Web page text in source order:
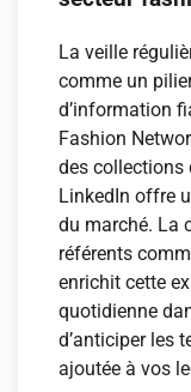
La veille
comme un
d’information
Fashion
des collections
LinkedIn offre
du marché. La
référents
enrichit cette
quotidienne
d’anticiper les
ajoutée à vos